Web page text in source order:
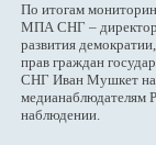
По итогам
МПА СНГ – директор
развития
прав граждан
СНГ Иван Мушкет
наблюдении.